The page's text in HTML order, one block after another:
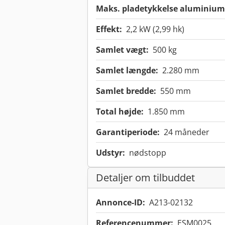
Maks. pladetykkelse
Effekt: 2,2 kW (2,99 hk)
Samlet vægt: 500 kg
Samlet længde: 2.280 mm
Samlet bredde: 550 mm
Total højde: 1.850 mm
Garantiperiode: 24 måneder
Udstyr: nødstopp
Detaljer om tilbuddet
Annonce-ID: A213-02132